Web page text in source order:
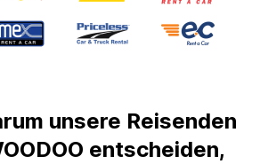
unsere Reisenden
entscheiden,